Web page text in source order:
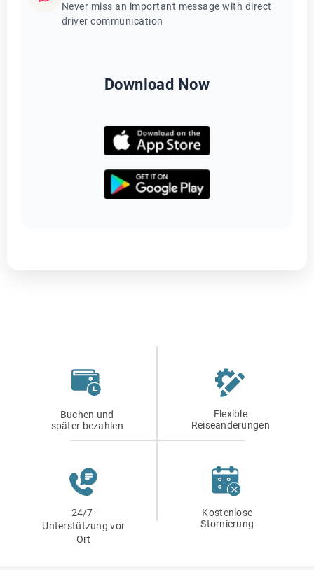
Never miss an important message with direct
driver communication
Download Now
Buchen und
später bezahlen
Flexible
Reiseänderungen
Kostenlose
Stornierung
24/7-
Unterstützung vor
Ort